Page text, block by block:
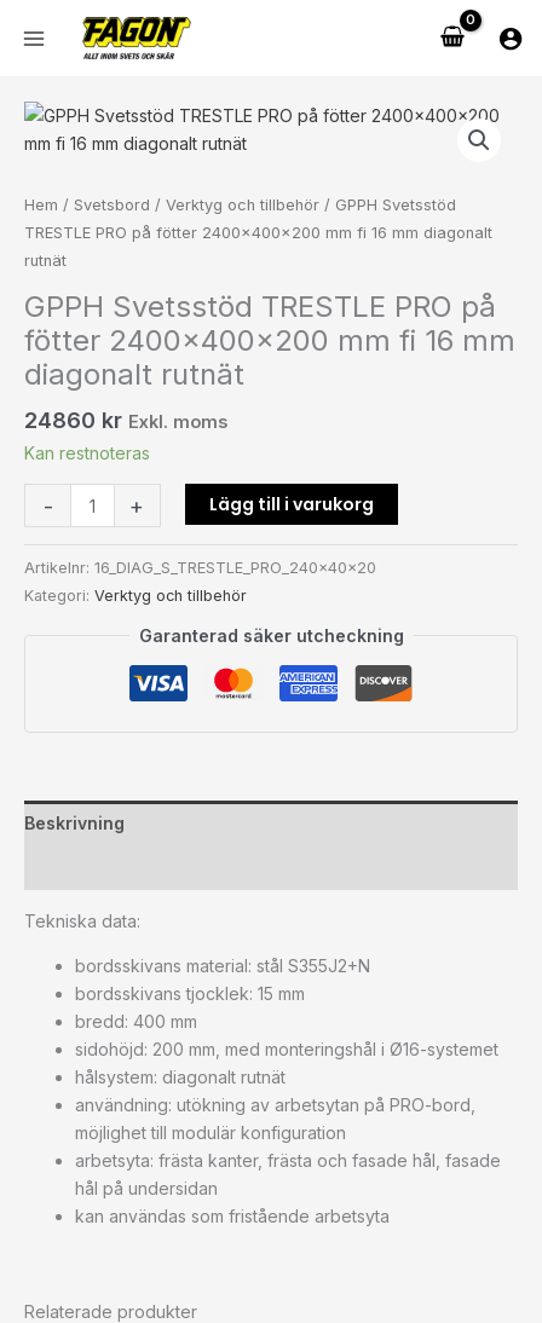
Hem / Svetsbord / Verktyg och tillbehör / GPPH Svetsstöd
TRESTLE PRO på fötter 2400x400x200 mm fi 16 mm diagonalt
rutnät
GPPH Svetsstöd TRESTLE PRO på
fötter 2400x400x200 mm fi 16 mm
diagonalt rutnät
24860 kr Exkl. moms
Kan restnoteras
-
GPPH
Svetsstöd
PRO
på
fötter
mm
fi
16
diagonalt
rutnät
+ Lägg till i varukorg
Artikelnr: 16_DIAG_S_TRESTLE_PRO_240x40x20
Kategori: Verktyg och tillbehör
Garanterad säker utcheckning
Beskrivning
Tekniska data:
bordsskivans material: stål S355J2+N
bordsskivans tjocklek: 15 mm
bredd: 400 mm
sidohöjd: 200 mm, med monteringshål i Ø16-systemet
hålsystem: diagonalt rutnät
användning: utökning av arbetsytan på PRO-bord,
möjlighet till modulär konfiguration
arbetsyta: frästa kanter, frästa och fasade hål, fasade
hål på undersidan
kan användas som fristående arbetsyta
Relaterade produkter